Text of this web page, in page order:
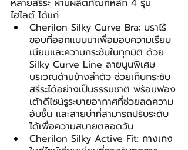
หลายสรีระ ผ่านผลิตภัณฑ์หลัก 4 รุ่น
ไฮไลต์ ได้แก่
Cherilon Silky Curve Bra: บราไร้
ขอบที่ออกแบบมาเพื่อมอบความเรียบ
เนียนและความกระชับในทุกมิติ ด้วย
Silky Curve Line ลายนูนพิเศษ
บริเวณด้านข้างลำตัว ช่วยเก็บกระชับ
สรีระได้อย่างเป็นธรรมชาติ พร้อมฟอง
เต้าดีไซน์รูระบายอากาศที่ช่วยลดความ
อับชื้น และสายบ่าที่สามารถปรับระดับ
ได้เพื่อความสบายตลอดวัน
Cherilon Silky Active Fit: กางเกง